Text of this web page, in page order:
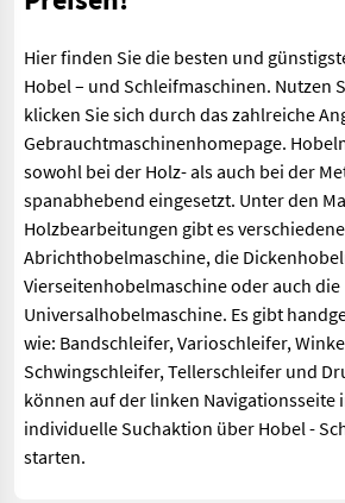
Hier finden Sie die besten und
Hobel – und Schleifmaschinen. Nutzen
klicken Sie sich durch das zahlreiche
Gebrauchtmaschinenhomepage.
sowohl bei der Holz- als auch bei der
spanabhebend eingesetzt. Unter den
Holzbearbeitungen gibt es
Abrichthobelmaschine, die
Vierseitenhobelmaschine oder auch die
Universalhobelmaschine. Es gibt
wie: Bandschleifer, Varioschleifer,
Schwingschleifer, Tellerschleifer und
können auf der linken Navigationsseite
individuelle Suchaktion über Hobel -
starten.